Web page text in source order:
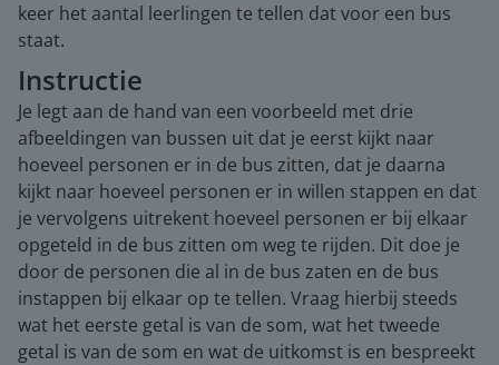
keer het aantal leerlingen te tellen dat voor een bus
staat.
Instructie
Je legt aan de hand van een voorbeeld met drie
afbeeldingen van bussen uit dat je eerst kijkt naar
hoeveel personen er in de bus zitten, dat je daarna
kijkt naar hoeveel personen er in willen stappen en dat
je vervolgens uitrekent hoeveel personen er bij elkaar
opgeteld in de bus zitten om weg te rijden. Dit doe je
door de personen die al in de bus zaten en de bus
instappen bij elkaar op te tellen. Vraag hierbij steeds
wat het eerste getal is van de som, wat het tweede
getal is van de som en wat de uitkomst is en bespreekt